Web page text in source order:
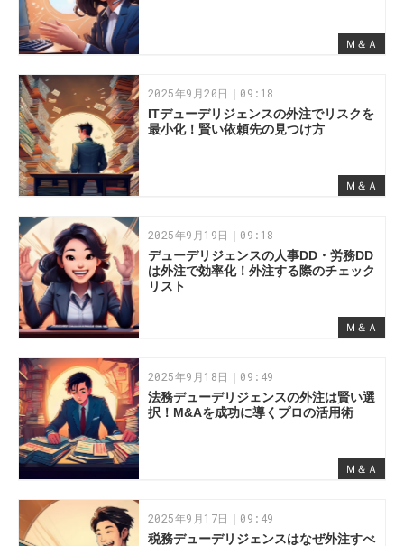
Ｍ＆Ａ
Ｍ＆Ａ
2025年9月20日｜09:18
ITデューデリジェンスの外注でリスクを
最小化！賢い依頼先の見つけ方
Ｍ＆Ａ
2025年9月19日｜09:18
デューデリジェンスの人事DD・労務DD
は外注で効率化！外注する際のチェック
リスト
Ｍ＆Ａ
2025年9月18日｜09:49
法務デューデリジェンスの外注は賢い選
択！M&Aを成功に導くプロの活用術
2025年9月17日｜09:49
税務デューデリジェンスはなぜ外注すべ